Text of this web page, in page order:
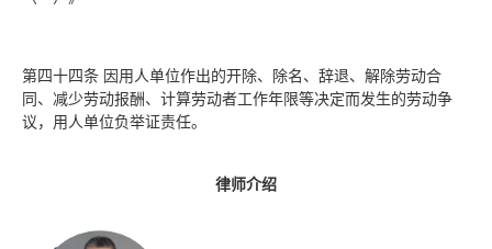
第四十四条 因用人单位作出的开除、除名、辞退、解除劳动合
同、减少劳动报酬、计算劳动者工作年限等决定而发生的劳动争
议，用人单位负举证责任。
律师介绍